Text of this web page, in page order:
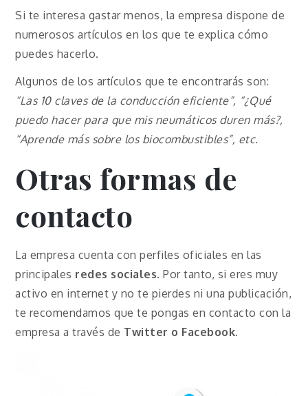
Si te interesa gastar menos, la empresa dispone de
numerosos artículos en los que te explica cómo
puedes hacerlo.
Algunos de los artículos que te encontrarás son:
“Las 10 claves de la conducción eficiente”, “¿Qué
puedo hacer para que mis neumáticos duren más?,
“Aprende más sobre los biocombustibles”, etc.
Otras formas de
contacto
La empresa cuenta con perfiles oficiales en las
principales redes sociales. Por tanto, si eres muy
activo en internet y no te pierdes ni una publicación,
te recomendamos que te pongas en contacto con la
empresa a través de Twitter o Facebook.